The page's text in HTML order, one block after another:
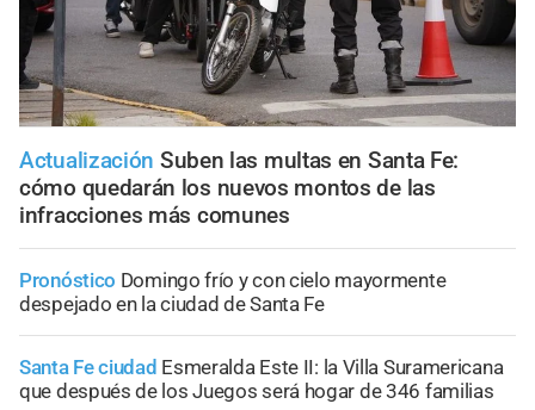
Actualización Suben las multas en Santa Fe:
cómo quedarán los nuevos montos de las
infracciones más comunes
Pronóstico Domingo frío y con cielo mayormente
despejado en la ciudad de Santa Fe
Santa Fe ciudad Esmeralda Este II: la Villa Suramericana
que después de los Juegos será hogar de 346 familias